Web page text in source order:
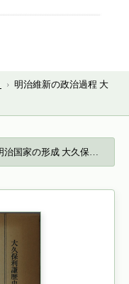
› 明治維新の政治過程 大
明治国家の形成 大久保利謙歴史著作集 ２… →